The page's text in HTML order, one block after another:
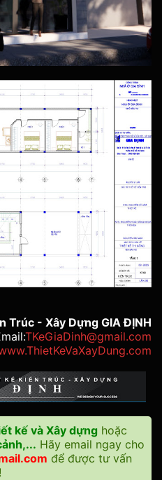
Trúc - Xây Dựng GIA ĐỊNH
TKeGiaDinh@gmail.com
kế và Xây dựng hoặc
Hãy email ngay cho
để được tư vấn